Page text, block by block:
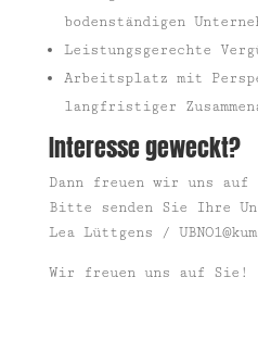
bodenständigen
Leistungsgerechte
Arbeitsplatz mit
langfristiger
Interesse geweckt?
Dann freuen wir uns auf
Bitte senden Sie Ihre
Lea Lüttgens /
Wir freuen uns auf Sie!